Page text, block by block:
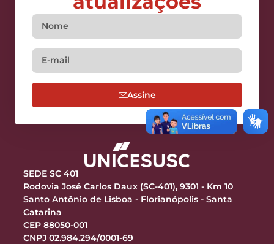
Assine
SEDE SC 401
Rodovia José Carlos Daux (SC-401), 9301 - Km 10
Santo Antônio de Lisboa - Florianópolis - Santa
Catarina
CEP 88050-001
CNPJ 02.984.294/0001-69